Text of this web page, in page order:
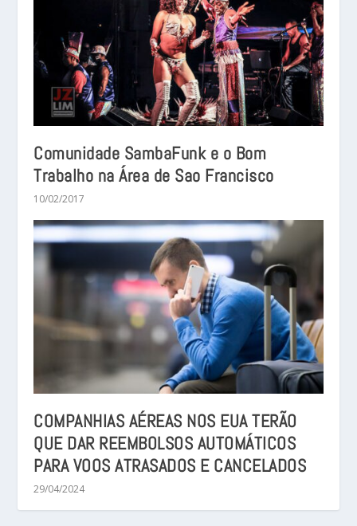
Comunidade SambaFunk e o Bom
Trabalho na Área de Sao Francisco
10/02/2017
COMPANHIAS AÉREAS NOS EUA TERÃO
QUE DAR REEMBOLSOS AUTOMÁTICOS
PARA VOOS ATRASADOS E CANCELADOS
29/04/2024